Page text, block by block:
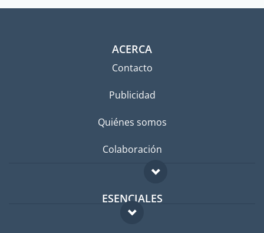
ACERCA
Contacto
Publicidad
Quiénes somos
Colaboración
ESENCIALES
Foro para expatriados